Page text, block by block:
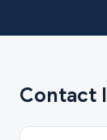
Contact